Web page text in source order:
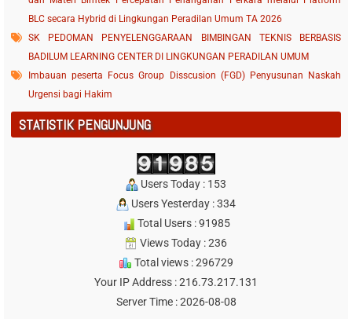
BLC secara Hybrid di Lingkungan Peradilan Umum TA 2026
SK PEDOMAN PENYELENGGARAAN BIMBINGAN TEKNIS BERBASIS
BADILUM LEARNING CENTER DI LINGKUNGAN PERADILAN UMUM
Imbauan peserta Focus Group Disscusion (FGD) Penyusunan Naskah
Urgensi bagi Hakim
STATISTIK PENGUNJUNG
Users Today : 153
Users Yesterday : 334
Total Users : 91985
Views Today : 236
Total views : 296729
Your IP Address : 216.73.217.131
Server Time : 2026-08-08